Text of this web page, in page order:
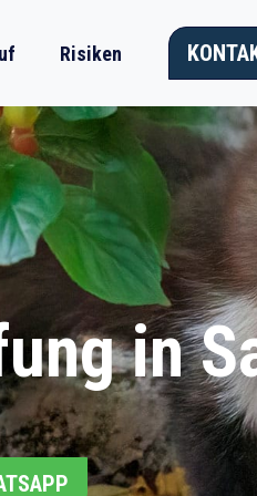
Risiken
in